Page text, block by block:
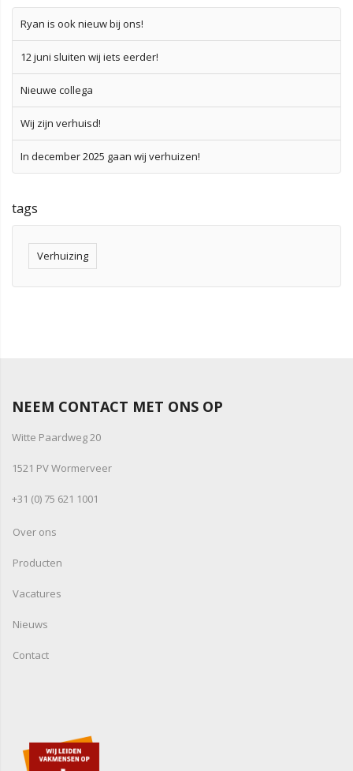
Ryan is ook nieuw bij ons!
12 juni sluiten wij iets eerder!
Nieuwe collega
Wij zijn verhuisd!
In december 2025 gaan wij verhuizen!
tags
Verhuizing
NEEM CONTACT MET ONS OP
Witte Paardweg 20
1521 PV Wormerveer
+31 (0) 75 621 1001
Over ons
Producten
Vacatures
Nieuws
Contact